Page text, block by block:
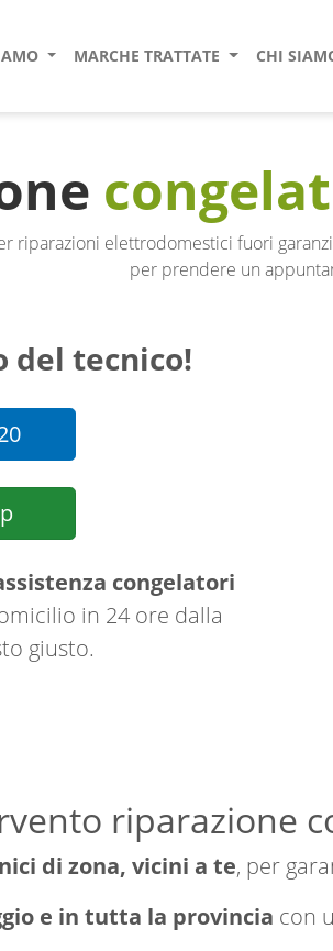
MARCHE TRATTATE CHI
riparazioni elettrodomestici fuori
per prendere un
del tecnico!
congelatori
in 24 ore dalla
giusto.
riparazione
di zona, vicini a te, per
e in tutta la provincia con